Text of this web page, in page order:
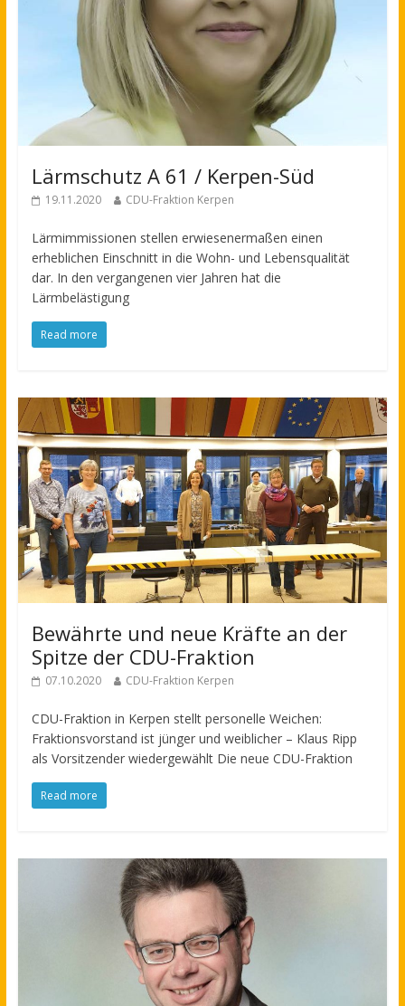
Lärmschutz A 61 / Kerpen-Süd
19.11.2020 CDU-Fraktion Kerpen
Lärmimmissionen stellen erwiesenermaßen einen
erheblichen Einschnitt in die Wohn- und Lebensqualität
dar. In den vergangenen vier Jahren hat die
Lärmbelästigung
Read more
Bewährte und neue Kräfte an der
Spitze der CDU-Fraktion
07.10.2020 CDU-Fraktion Kerpen
CDU-Fraktion in Kerpen stellt personelle Weichen:
Fraktionsvorstand ist jünger und weiblicher – Klaus Ripp
als Vorsitzender wiedergewählt Die neue CDU-Fraktion
Read more